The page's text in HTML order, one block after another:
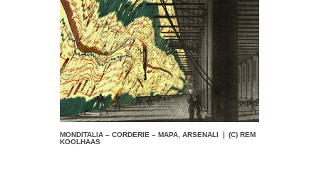
MONDITALIA – CORDERIE – MAPA, ARSENALI ❘ (C) REM
KOOLHAAS